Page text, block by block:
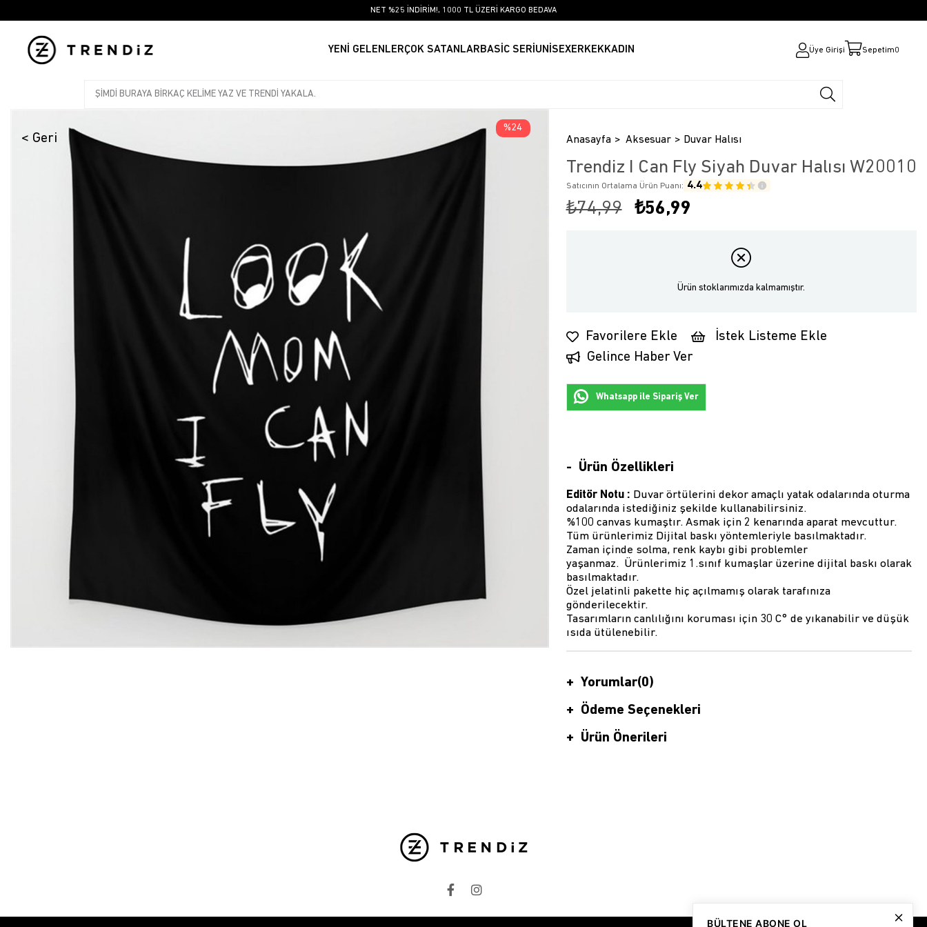
NET %25 İNDİRİM!, 1000 TL ÜZERİ KARGO BEDAVA
YENİ GELENLERÇOK SATANLARBASİC SERİ UNİSEXERKEKKADIN Üye Girişi Sepetim0
24
Anasayfa Aksesuar Duvar Halısı
Trendiz I Can Fly Siyah Duvar Halısı W20010
Satıcının Ortalama Ürün Puanı: 4.4
₺74,99 ₺56,99
Ürün stoklarımızda kalmamıştır.
Favorilere Ekle
İstek Listeme Ekle
Gelince Haber Ver
Whatsapp ile Sipariş Ver
Ürün Özellikleri
Editör Notu : Duvar örtülerini dekor amaçlı yatak odalarında oturma
odalarında istediğiniz şekilde kullanabilirsiniz.
%100 canvas kumaştır. Asmak için 2 kenarında aparat mevcuttur.
Tüm ürünlerimiz Dijital baskı yöntemleriyle basılmaktadır.
Zaman içinde solma, renk kaybı gibi problemler
yaşanmaz. Ürünlerimiz 1.sınıf kumaşlar üzerine dijital baskı olarak
basılmaktadır.
Özel jelatinli pakette hiç açılmamış olarak tarafınıza
gönderilecektir.
Tasarımların canlılığını koruması için 30 C° de yıkanabilir ve düşük
ısıda ütülenebilir.
Yorumlar(0)
Ödeme Seçenekleri
Ürün Önerileri
BÜLTENE ABONE OL